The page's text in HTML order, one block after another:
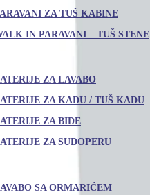
ZA TUŠ KABINE
IN PARAVANI – TUŠ STENE
/ SLAVINE
ZA LAVABO
ZA KADU / TUŠ KADU
ZA BIDE
ZA SUDOPERU
NAMEŠTAJ I OGLEDALA
SA ORMARIĆEM